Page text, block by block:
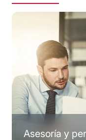
Asesoría y